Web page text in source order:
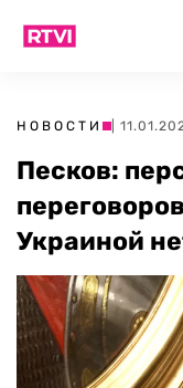
НОВОСТИ |
Песков:
Украиной